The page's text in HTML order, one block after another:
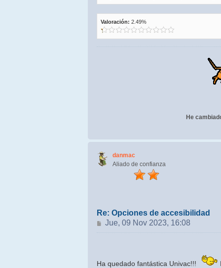
Valoración: 2.49%
He
danmac
Aliado de confianza
Re: Opciones de accesibilidad
Mensaje
Jue, 09 Nov 2023, 16:08
Ha quedado fantástica Univac!!!